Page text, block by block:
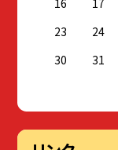
16
17
23
24
30
31